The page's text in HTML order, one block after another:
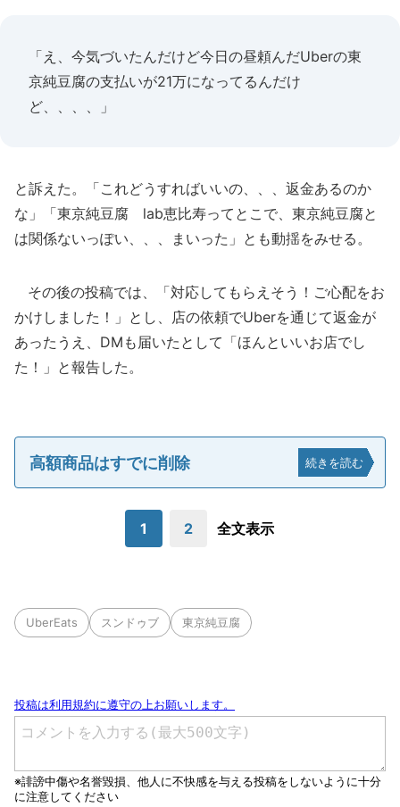
「え、今気づいたんだけど今日の昼頼んだUberの東
京純豆腐の支払いが21万になってるんだけ
ど、、、、」
と訴えた。「これどうすればいいの、、、返金あるのか
な」「東京純豆腐 lab恵比寿ってとこで、東京純豆腐と
は関係ないっぽい、、、まいった」とも動揺をみせる。
その後の投稿では、「対応してもらえそう！ご心配をお
かけしました！」とし、店の依頼でUberを通じて返金が
あったうえ、DMも届いたとして「ほんといいお店でし
た！」と報告した。
高額商品はすでに削除 続きを読む
1 2 全文表示
UberEats スンドゥブ 東京純豆腐